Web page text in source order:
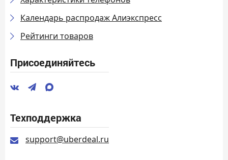
Календарь распродаж Алиэкспресс
Рейтинги товаров
Присоединяйтесь
Техподдержка
support@uberdeal.ru